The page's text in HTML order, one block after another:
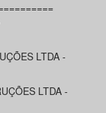
LTDA -
LTDA -